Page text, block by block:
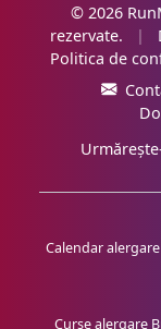
© 2026
rezervate.
|
Politica de
Calendar alergare
Curse alergare